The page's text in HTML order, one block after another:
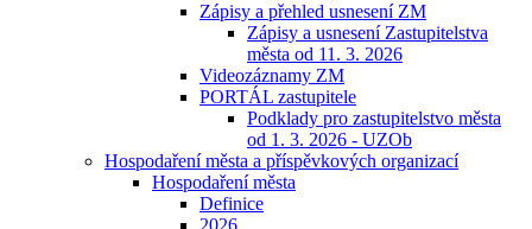
Zápisy a přehled usnesení ZM
Zápisy a usnesení Zastupitelstva
města od 11. 3. 2026
Videozáznamy ZM
PORTÁL zastupitele
Podklady pro zastupitelstvo města
od 1. 3. 2026 - UZOb
Hospodaření města a příspěvkových organizací
Hospodaření města
Definice
2026